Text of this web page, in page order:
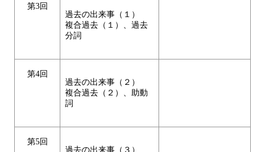
第3回
過去の出来事（１）
複合過去（１）、過去
分詞
第4回
過去の出来事（２）
複合過去（２）、助動
詞
第5回
過去の出来事（３）